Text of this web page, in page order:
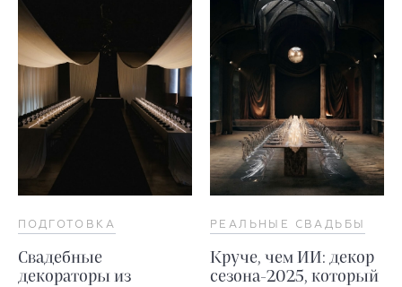
ПОДГОТОВКА
Свадебные
декораторы из
РЕАЛЬНЫЕ СВАДЬБЫ
Круче, чем ИИ: декор
сезона-2025, который